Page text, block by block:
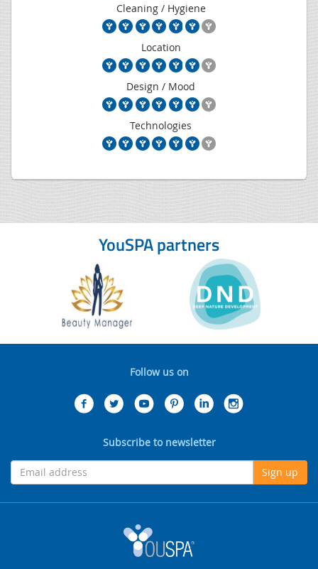
Cleaning / Hygiene
Location
Design / Mood
Technologies
YouSPA partners
Follow us on
Subscribe to newsletter
Sign up